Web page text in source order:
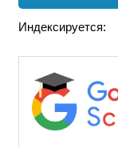
Индексируется: